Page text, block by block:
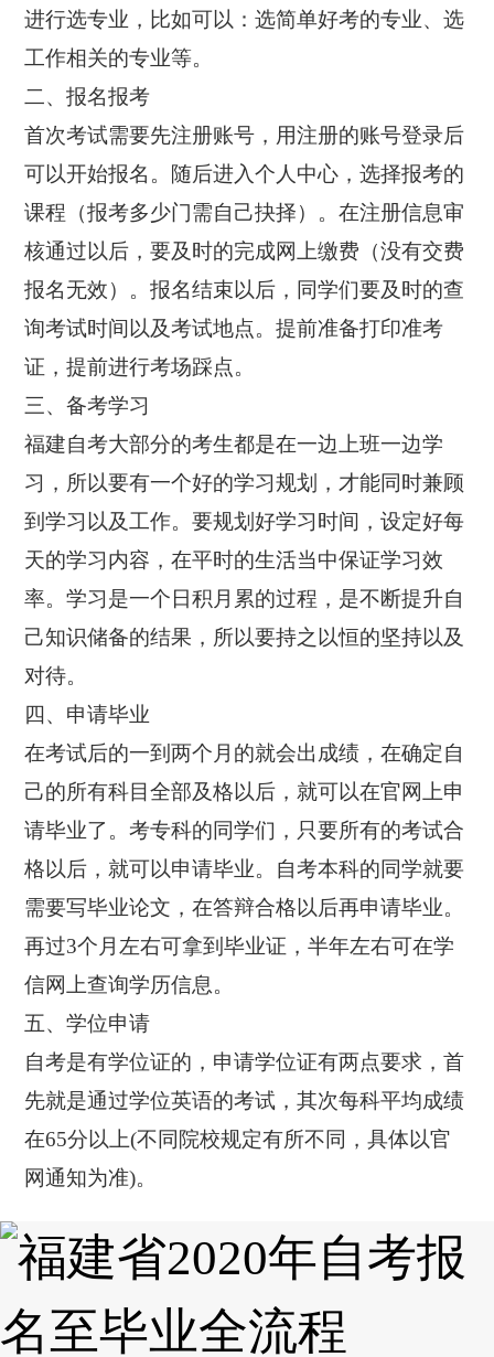
进行选专业，比如可以：选简单好考的专业、选
工作相关的专业等。
二、报名报考
首次考试需要先注册账号，用注册的账号登录后
可以开始报名。随后进入个人中心，选择报考的
课程（报考多少门需自己抉择）。在注册信息审
核通过以后，要及时的完成网上缴费（没有交费
报名无效）。报名结束以后，同学们要及时的查
询考试时间以及考试地点。提前准备打印准考
证，提前进行考场踩点。
三、备考学习
福建自考大部分的考生都是在一边上班一边学
习，所以要有一个好的学习规划，才能同时兼顾
到学习以及工作。要规划好学习时间，设定好每
天的学习内容，在平时的生活当中保证学习效
率。学习是一个日积月累的过程，是不断提升自
己知识储备的结果，所以要持之以恒的坚持以及
对待。
四、申请毕业
在考试后的一到两个月的就会出成绩，在确定自
己的所有科目全部及格以后，就可以在官网上申
请毕业了。考专科的同学们，只要所有的考试合
格以后，就可以申请毕业。自考本科的同学就要
需要写毕业论文，在答辩合格以后再申请毕业。
再过3个月左右可拿到毕业证，半年左右可在学
信网上查询学历信息。
五、学位申请
自考是有学位证的，申请学位证有两点要求，首
先就是通过学位英语的考试，其次每科平均成绩
在65分以上(不同院校规定有所不同，具体以官
网通知为准)。